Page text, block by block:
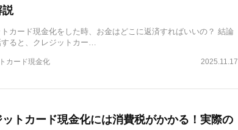
説
カード現金化をした時、お金はどこに返済すればいいの？ 結論
ると、クレジットカー…
2025.11.17
カード現金化
ットカード現金化には消費税がかかる！実際の